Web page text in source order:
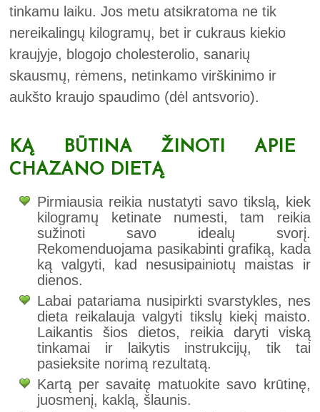
tinkamu laiku. Jos metu atsikratoma ne tik
nereikalingų kilogramų, bet ir cukraus kiekio
kraujyje, blogojo cholesterolio, sanarių
skausmų, rėmens, netinkamo virškinimo ir
aukšto kraujo spaudimo (dėl antsvorio).
KĄ BŪTINA ŽINOTI APIE
CHAZANO DIETĄ
Pirmiausia reikia nustatyti savo tikslą, kiek
kilogramų ketinate numesti, tam reikia
sužinoti savo idealų svorį.
Rekomenduojama pasikabinti grafiką, kada
ką valgyti, kad nesusipainiotų maistas ir
dienos.
Labai patariama nusipirkti svarstykles, nes
dieta reikalauja valgyti tikslų kiekį maisto.
Laikantis šios dietos, reikia daryti viską
tinkamai ir laikytis instrukcijų, tik tai
pasieksite norimą rezultatą.
Kartą per savaitę matuokite savo krūtinę,
juosmenį, kaklą, šlaunis.